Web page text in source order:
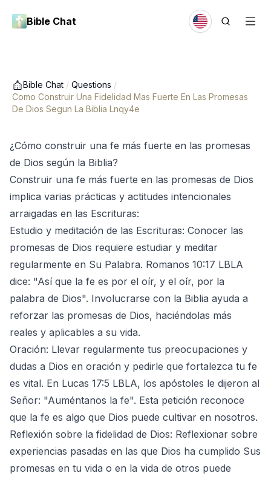
Bible Chat
Bible Chat / Questions /
Como Construir Una Fidelidad Mas Fuerte En Las Promesas
De Dios Segun La Biblia Lnqy4e
¿Cómo construir una fe más fuerte en las promesas
de Dios según la Biblia?
Construir una fe más fuerte en las promesas de Dios
implica varias prácticas y actitudes intencionales
arraigadas en las Escrituras:
Estudio y meditación de las Escrituras: Conocer las
promesas de Dios requiere estudiar y meditar
regularmente en Su Palabra. Romanos 10:17 LBLA
dice: "Así que la fe es por el oír, y el oír, por la
palabra de Dios". Involucrarse con la Biblia ayuda a
reforzar las promesas de Dios, haciéndolas más
reales y aplicables a su vida.
Oración: Llevar regularmente tus preocupaciones y
dudas a Dios en oración y pedirle que fortalezca tu fe
es vital. En Lucas 17:5 LBLA, los apóstoles le dijeron al
Señor: "Auméntanos la fe". Esta petición reconoce
que la fe es algo que Dios puede cultivar en nosotros.
Reflexión sobre la fidelidad de Dios: Reflexionar sobre
experiencias pasadas en las que Dios ha cumplido Sus
promesas en tu vida o en la vida de otros puede